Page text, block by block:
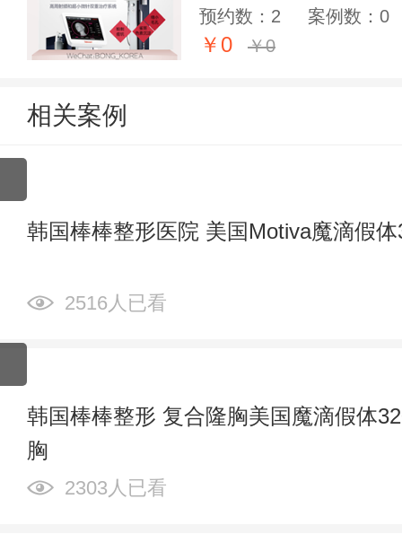
预约数：2
案例数：0
￥0 ￥0
相关案例
韩国棒棒整形医院 美国Motiva魔滴假
2516人已看
韩国棒棒整形 复合隆胸美国魔滴假体
胸
2303人已看